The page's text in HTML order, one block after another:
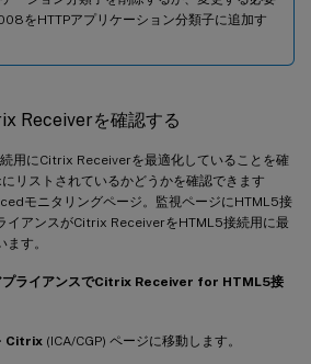
をHTTPアプリケーション分類子に追加す
Receiverを確認する
用にCitrix Receiverを最適化していることを確
リストされているかどうかを確認できます
モニタリングページ。監視ページにHTML5接
イアンスがCitrix ReceiverをHTML5接続用に最
す。
ライアンスでCitrix Receiver for HTML5接
Citrix (ICA/CGP) ページに移動します。